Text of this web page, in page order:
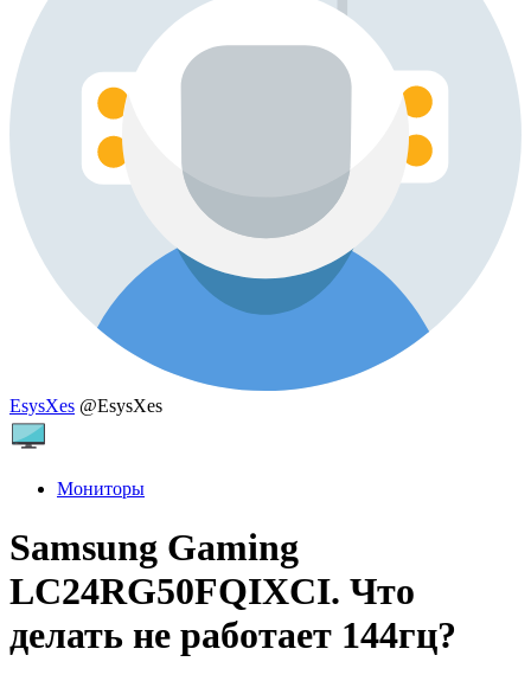
EsysXes @EsysXes
Мониторы
Samsung Gaming
LC24RG50FQIXCI. Что
делать не работает 144гц?